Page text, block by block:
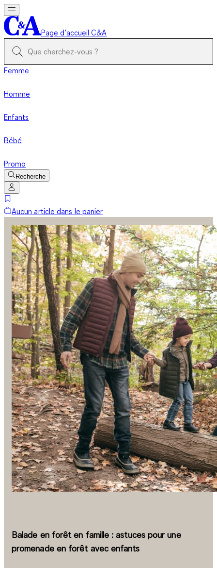
Page d’accueil C&A
Femme
Homme
Enfants
Bébé
Promo
Recherche
Aucun article dans le panier
Balade en forêt en famille : astuces pour une
promenade en forêt avec enfants